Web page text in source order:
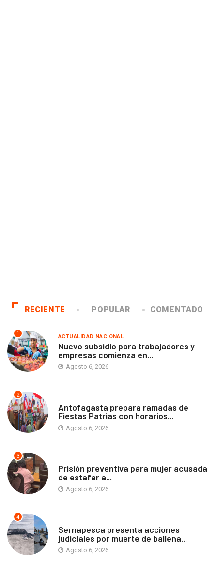
RECIENTE POPULAR COMENTADO
1 ACTUALIDAD NACIONAL
Nuevo subsidio para trabajadores y
empresas comienza en...
Agosto 6, 2026
2
Antofagasta prepara ramadas de
Fiestas Patrias con horarios...
Agosto 6, 2026
3
Prisión preventiva para mujer acusada
de estafar a...
Agosto 6, 2026
4
Sernapesca presenta acciones
judiciales por muerte de ballena...
Agosto 6, 2026